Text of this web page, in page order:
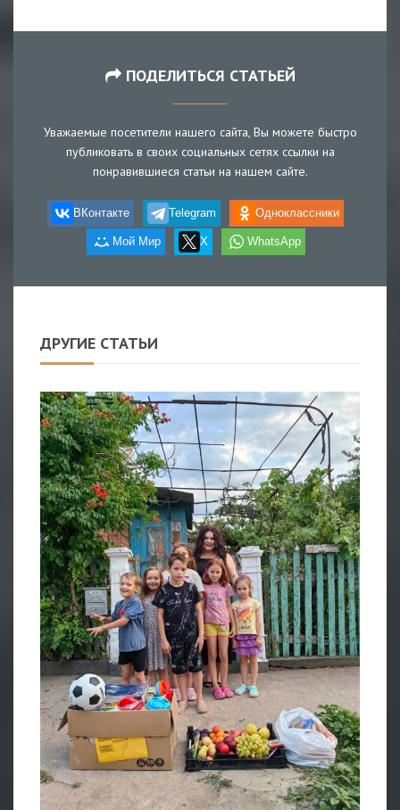
ПОДЕЛИТЬСЯ СТАТЬЕЙ
Уважаемые посетители нашего сайта, Вы можете быстро
публиковать в своих социальных сетях ссылки на
понравившиеся статьи на нашем сайте.
ВКонтакте Telegram Одноклассники
Мой Мир X WhatsApp
ДРУГИЕ СТАТЬИ